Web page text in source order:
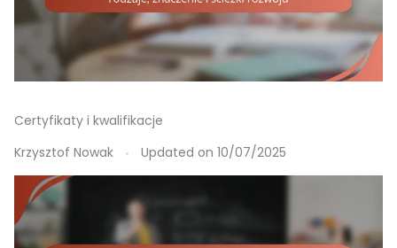
Certyfikaty i kwalifikacje
Krzysztof Nowak
Updated on 10/07/2025